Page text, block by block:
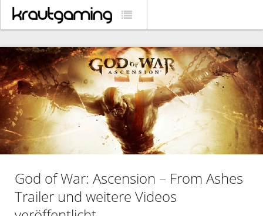
God of War: Ascension – From Ashes
Trailer und weitere Videos